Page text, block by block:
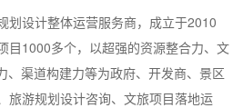
划设计整体运营服务商，成立于2010
目1000多个，以超强的资源整合力、文
、渠道构建力等为政府、开发商、景区
旅游规划设计咨询、文旅项目落地运